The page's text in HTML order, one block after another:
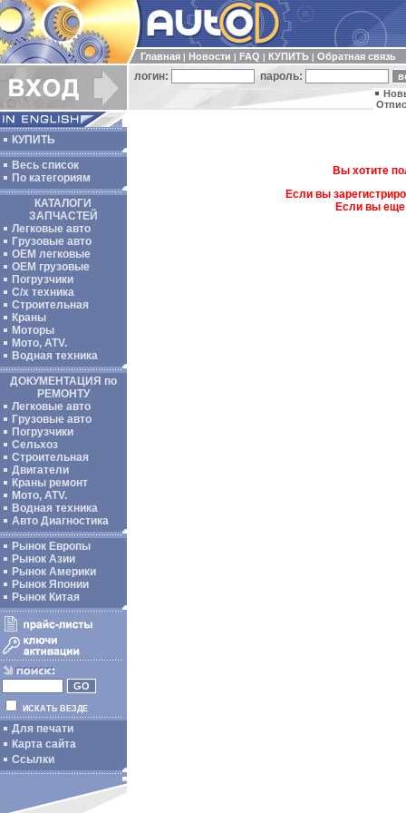
Главная Новости FAQ КУПИТЬ Обратная связь
логин: пароль:
КУПИТЬ
Весь список
По категориям
КАТАЛОГИ
ЗАПЧАСТЕЙ
Легковые авто
Грузовые авто
ОЕМ легковые
OEM грузовые
Погрузчики
С/х техника
Строительная
Краны
Моторы
Мото, ATV.
Водная техника
ДОКУМЕНТАЦИЯ по
РЕМОНТУ
Легковые авто
Грузовые авто
Погрузчики
Сельхоз
Строительная
Двигатели
Краны ремонт
Мото, ATV.
Водная техника
Авто Диагностика
Рынок Европы
Рынок Азии
Рынок Америки
Рынок Японии
Рынок Китая
ИСКАТЬ ВЕЗДЕ
Для печати
Карта сайта
Ссылки
Вы хотите
Если вы
Если вы еще